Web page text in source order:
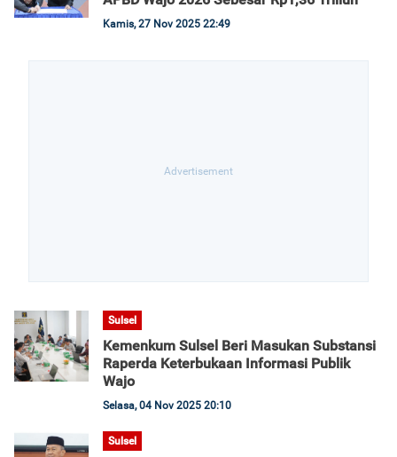
Kamis, 27 Nov 2025 22:49
Sulsel
Kemenkum Sulsel Beri Masukan Substansi
Raperda Keterbukaan Informasi Publik
Wajo
Selasa, 04 Nov 2025 20:10
Sulsel